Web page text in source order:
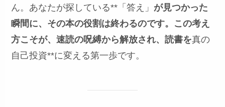
ん。あなたが探している**「答え」 が見つかった
瞬間に、その本の役割は終わるのです。この考え
方こそが、速読の呪縛から解放され、読書を真の
自己投資**に変える第一歩です。